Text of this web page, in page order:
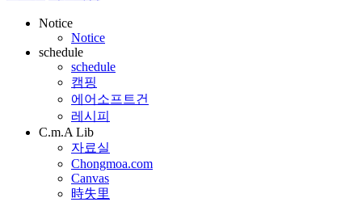
Notice
Notice
schedule
schedule
캠핑
에어소프트건
레시피
C.m.A Lib
자료실
Chongmoa.com
Canvas
時失里